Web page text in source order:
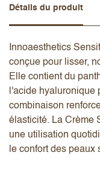
Détails du produit
Innoaesthetics
conçue pour lisser,
Elle contient du
l'acide hyaluronique
combinaison
élasticité. La Crème
une utilisation
le confort des peaux